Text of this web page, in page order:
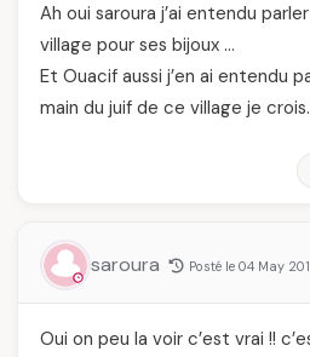
Ah oui saroura j’ai entendu
village pour ses bijoux …
Et Ouacif aussi j’en ai entendu
main du juif de ce village je crois.
saroura Posté le 04 May
Oui on peu la voir c’est vrai !!